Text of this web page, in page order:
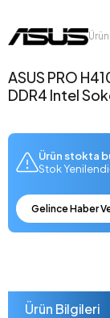
ASUS PRO
DDR4 Intel
Ürün stokta
Stok
Gelince Haber
Ürün Bilgileri